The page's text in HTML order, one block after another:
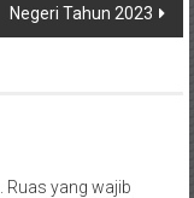
Negeri Tahun 2023
Ruas yang wajib